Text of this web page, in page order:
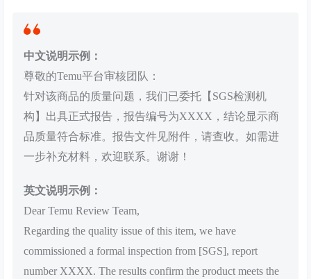
中文说明示例：
尊敬的Temu平台审核团队：
针对该商品的质量问题，我们已委托【SGS检测机
构】出具正式报告，报告编号为XXXX，结论显示商
品质量符合标准。报告文件见附件，请查收。如需进
一步补充材料，欢迎联系。谢谢！
英文说明示例：
Dear Temu Review Team,
Regarding the quality issue of this item, we have
commissioned a formal inspection from [SGS], report
number XXXX. The results confirm the product meets the